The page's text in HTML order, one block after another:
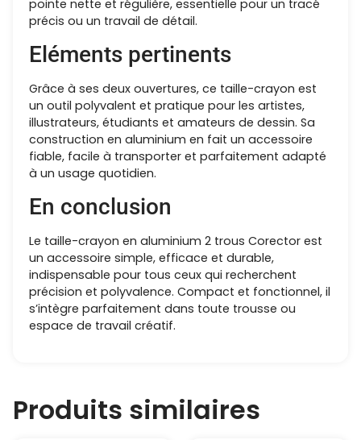
pointe nette et régulière, essentielle pour un tracé
précis ou un travail de détail.
Eléments pertinents
Grâce à ses deux ouvertures, ce taille-crayon est
un outil polyvalent et pratique pour les artistes,
illustrateurs, étudiants et amateurs de dessin. Sa
construction en aluminium en fait un accessoire
fiable, facile à transporter et parfaitement adapté
à un usage quotidien.
En conclusion
Le taille-crayon en aluminium 2 trous Corector est
un accessoire simple, efficace et durable,
indispensable pour tous ceux qui recherchent
précision et polyvalence. Compact et fonctionnel, il
s’intègre parfaitement dans toute trousse ou
espace de travail créatif.
Produits similaires